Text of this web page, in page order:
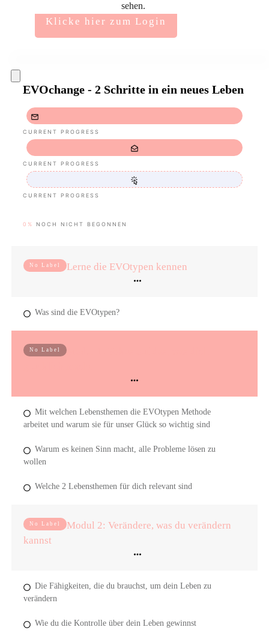
sehen.
Klicke hier zum Login
EVOchange - 2 Schritte in ein neues Leben
CURRENT PROGRESS
CURRENT PROGRESS
CURRENT PROGRESS
0% NOCH NICHT BEGONNEN
No Label Lerne die EVOtypen kennen
Was sind die EVOtypen?
No Label
Mit welchen Lebensthemen die EVOtypen Methode
arbeitet und warum sie für unser Glück so wichtig sind
Warum es keinen Sinn macht, alle Probleme lösen zu
wollen
Welche 2 Lebensthemen für dich relevant sind
No Label
Modul 2: Verändere, was du verändern
kannst
Die Fähigkeiten, die du brauchst, um dein Leben zu
verändern
Wie du die Kontrolle über dein Leben gewinnst